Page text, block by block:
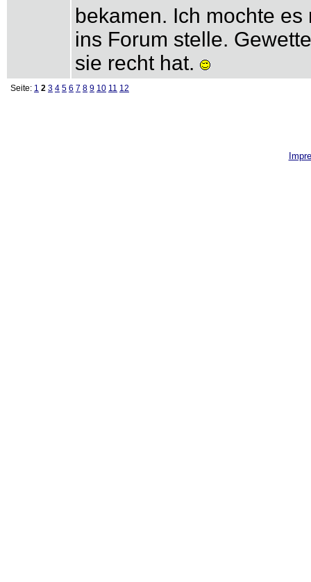
bekamen. Ich mochte
ins Forum stelle.
sie recht hat.
Seite: 1 2 3 4 5 6 7 8 9 10 11 12